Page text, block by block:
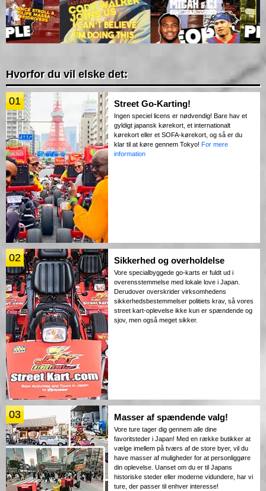
Hvorfor du vil elske det:
01 Street Go-Karting!
Ingen speciel licens er nødvendig! Bare hav et
gyldigt japansk kørekort, et internationalt
kørekort eller et SOFA-kørekort, og så er du
klar til at køre gennem Tokyo! For mere
information
02 Sikkerhed og overholdelse
Vore specialbyggede go-karts er fuldt ud i
overensstemmelse med lokale love i Japan.
Derudover overskrider virksomhedens
sikkerhedsbestemmelser politiets krav, så vores
street kart-oplevelse ikke kun er spændende og
sjov, men også meget sikker.
03 Masser af spændende valg!
Vore ture tager dig gennem alle dine
favoritsteder i Japan! Med en række butikker at
vælge imellem på tværs af de store byer, vil du
have masser af muligheder for at personliggøre
din oplevelse. Uanset om du er til Japans
historiske steder eller moderne vidundere, har vi
ture, der passer til enhver interesse!